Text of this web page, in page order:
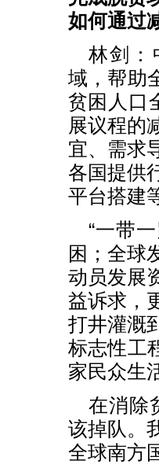
如何通过
林剑：
域，帮助
贫困人口
展议程的
宜、需求
各国提供
平台搭建
“一带
困；全球
动员发展
益诉求，
打井灌溉
标志性工
家民众生
在消除
该掉队。
全球南方